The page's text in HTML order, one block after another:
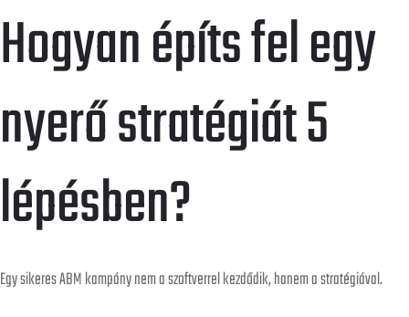
Hogyan építs fel egy
nyerő stratégiát 5
lépésben?
Egy sikeres ABM kampány nem a szoftverrel kezdődik, hanem a stratégiával.